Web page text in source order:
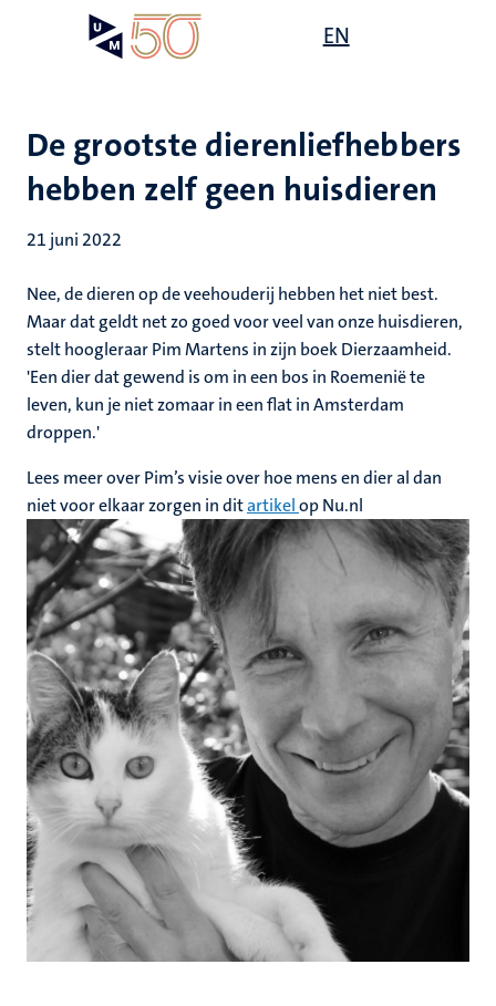
gaan
EN
De grootste dierenliefhebbers
hebben zelf geen huisdieren
21 juni 2022
Nee, de dieren op de veehouderij hebben het niet best.
Maar dat geldt net zo goed voor veel van onze huisdieren,
stelt hoogleraar Pim Martens in zijn boek Dierzaamheid.
'Een dier dat gewend is om in een bos in Roemenië te
leven, kun je niet zomaar in een flat in Amsterdam
droppen.'
Lees meer over Pim’s visie over hoe mens en dier al dan
niet voor elkaar zorgen in ditartikelop Nu.nl